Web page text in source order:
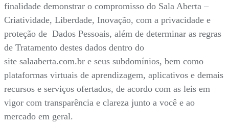
finalidade demonstrar o compromisso do Sala Aberta –
Criatividade, Liberdade, Inovação, com a privacidade e
proteção de Dados Pessoais, além de determinar as regras
de Tratamento destes dados dentro do
site salaaberta.com.br e seus subdomínios, bem como
plataformas virtuais de aprendizagem, aplicativos e demais
recursos e serviços ofertados, de acordo com as leis em
vigor com transparência e clareza junto a você e ao
mercado em geral.